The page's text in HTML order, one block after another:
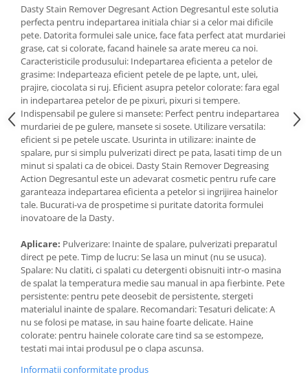
Maturi, mopuri si galeti
Solutii Antimucegai
Manusi
Rezerva mop
Solutie anticalcar pentru cafetiere
Solutie curatare aparatura
electronica
Solutie multisuprafete
Dasty Stain Remover Degresant Action Degresantul este solutia
perfecta pentru indepartarea initiala chiar si a celor mai dificile
pete. Datorita formulei sale unice, face fata perfect atat murdariei
grase, cat si colorate, facand hainele sa arate mereu ca noi.
Caracteristicile produsului: Indepartarea eficienta a petelor de
grasime: Indeparteaza eficient petele de pe lapte, unt, ulei,
prajire, ciocolata si ruj. Eficient asupra petelor colorate: fara egal
in indepartarea petelor de pe pixuri, pixuri si tempere.
Indispensabil pe gulere si mansete: Perfect pentru indepartarea
murdariei de pe gulere, mansete si sosete. Utilizare versatila:
eficient si pe petele uscate. Usurinta in utilizare: inainte de
spalare, pur si simplu pulverizati direct pe pata, lasati timp de un
minut si spalati ca de obicei. Dasty Stain Remover Degreasing
Action Degresantul este un adevarat cosmetic pentru rufe care
garanteaza indepartarea eficienta a petelor si ingrijirea hainelor
tale. Bucurati-va de prospetime si puritate datorita formulei
inovatoare de la Dasty.
Aplicare: Pulverizare: Inainte de spalare, pulverizati preparatul
direct pe pete. Timp de lucru: Se lasa un minut (nu se usuca).
Spalare: Nu clatiti, ci spalati cu detergenti obisnuiti intr-o masina
de spalat la temperatura medie sau manual in apa fierbinte. Pete
persistente: pentru pete deosebit de persistente, stergeti
materialul inainte de spalare. Recomandari: Tesaturi delicate: A
nu se folosi pe matase, in sau haine foarte delicate. Haine
colorate: pentru hainele colorate care tind sa se estompeze,
testati mai intai produsul pe o clapa ascunsa.
Informatii conformitate produs